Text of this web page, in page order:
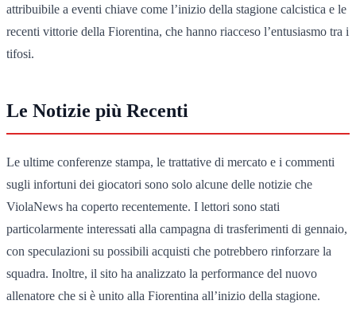
attribuibile a eventi chiave come l’inizio della stagione calcistica e le
recenti vittorie della Fiorentina, che hanno riacceso l’entusiasmo tra i
tifosi.
Le Notizie più Recenti
Le ultime conferenze stampa, le trattative di mercato e i commenti
sugli infortuni dei giocatori sono solo alcune delle notizie che
ViolaNews ha coperto recentemente. I lettori sono stati
particolarmente interessati alla campagna di trasferimenti di gennaio,
con speculazioni su possibili acquisti che potrebbero rinforzare la
squadra. Inoltre, il sito ha analizzato la performance del nuovo
allenatore che si è unito alla Fiorentina all’inizio della stagione.